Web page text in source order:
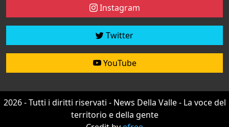
Instagram
Twitter
YouTube
2026 - Tutti i diritti riservati - News Della Valle - La voce del
territorio e della gente